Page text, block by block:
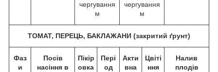
чергування
м
чергування
м
ТОМАТ, ПЕРЕЦЬ, БАКЛАЖАНИ (закритий ґрунт)
Фаз
и
Посів
насіння в
Пікір
овка
Пері
од
Акти
вна
Цвіті
ння
Налив
плодів